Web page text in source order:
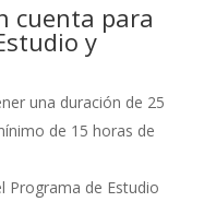
cuenta para
y
una duración de 25
de 15 horas de
Programa de Estudio